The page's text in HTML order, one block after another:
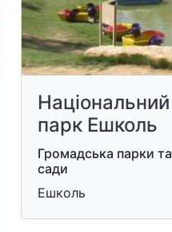
Національний
парк Ешколь
Громадська парки та
сади
Ешколь